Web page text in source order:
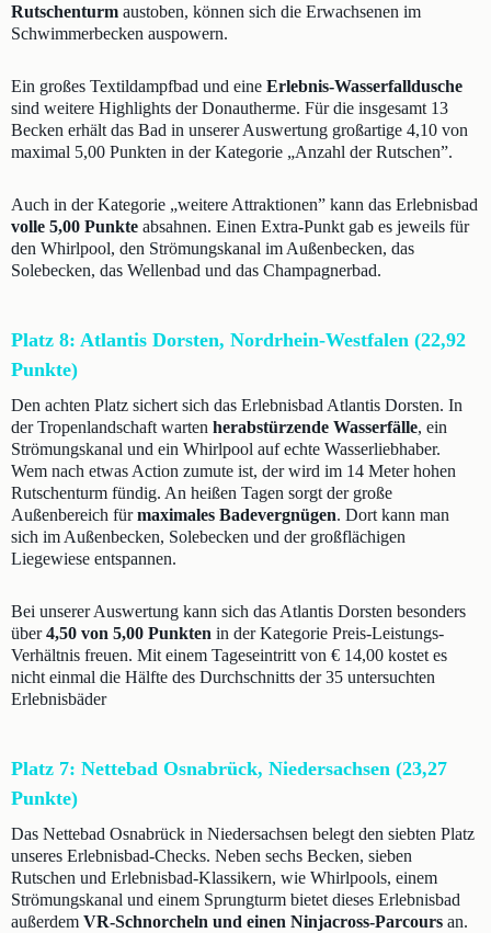
Rutschenturm austoben, können sich die Erwachsenen im
Schwimmerbecken auspowern.
Ein großes Textildampfbad und eine Erlebnis-Wasserfalldusche
sind weitere Highlights der Donautherme. Für die insgesamt 13
Becken erhält das Bad in unserer Auswertung großartige 4,10 von
maximal 5,00 Punkten in der Kategorie „Anzahl der Rutschen”.
Auch in der Kategorie „weitere Attraktionen” kann das Erlebnisbad
volle 5,00 Punkte absahnen. Einen Extra-Punkt gab es jeweils für
den Whirlpool, den Strömungskanal im Außenbecken, das
Solebecken, das Wellenbad und das Champagnerbad.
Platz 8: Atlantis Dorsten, Nordrhein-Westfalen (22,92
Punkte)
Den achten Platz sichert sich das Erlebnisbad Atlantis Dorsten. In
der Tropenlandschaft warten herabstürzende Wasserfälle, ein
Strömungskanal und ein Whirlpool auf echte Wasserliebhaber.
Wem nach etwas Action zumute ist, der wird im 14 Meter hohen
Rutschenturm fündig. An heißen Tagen sorgt der große
Außenbereich fürmaximales Badevergnügen. Dort kann man
sich im Außenbecken, Solebecken und der großflächigen
Liegewiese entspannen.
Bei unserer Auswertung kann sich das Atlantis Dorsten besonders
über4,50 von 5,00 Punkten in der Kategorie Preis-Leistungs-
Verhältnis freuen. Mit einem Tageseintritt von € 14,00 kostet es
nicht einmal die Hälfte des Durchschnitts der 35 untersuchten
Erlebnisbäder
Platz 7: Nettebad Osnabrück, Niedersachsen (23,27
Punkte)
Das Nettebad Osnabrück in Niedersachsen belegt den siebten Platz
unseres Erlebnisbad-Checks. Neben sechs Becken, sieben
Rutschen und Erlebnisbad-Klassikern, wie Whirlpools, einem
Strömungskanal und einem Sprungturm bietet dieses Erlebnisbad
außerdem VR-Schnorcheln und einen Ninjacross-Parcours an.